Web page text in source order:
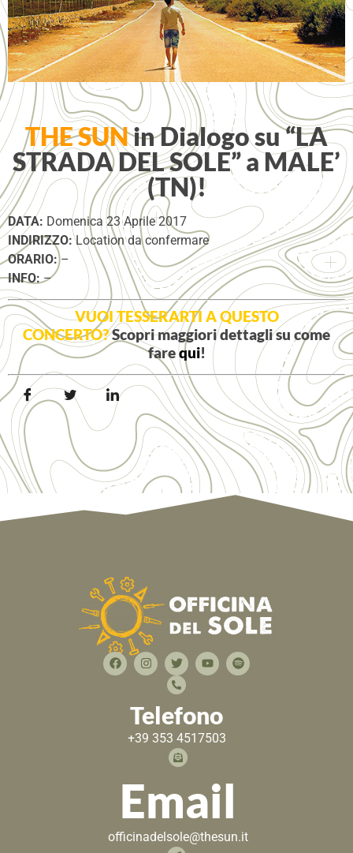
THE SUNin Dialogo su “LA
STRADA DEL SOLE” a MALE’
(TN)!
DATA: Domenica 23 Aprile 2017
INDIRIZZO:Location da confermare
ORARIO:–
INFO:–
VUOI TESSERARTI A QUESTO
CONCERTO?Scopri maggiori dettagli su come
farequi!
Telefono
+39 353 4517503
Email
officinadelsole@thesun.it